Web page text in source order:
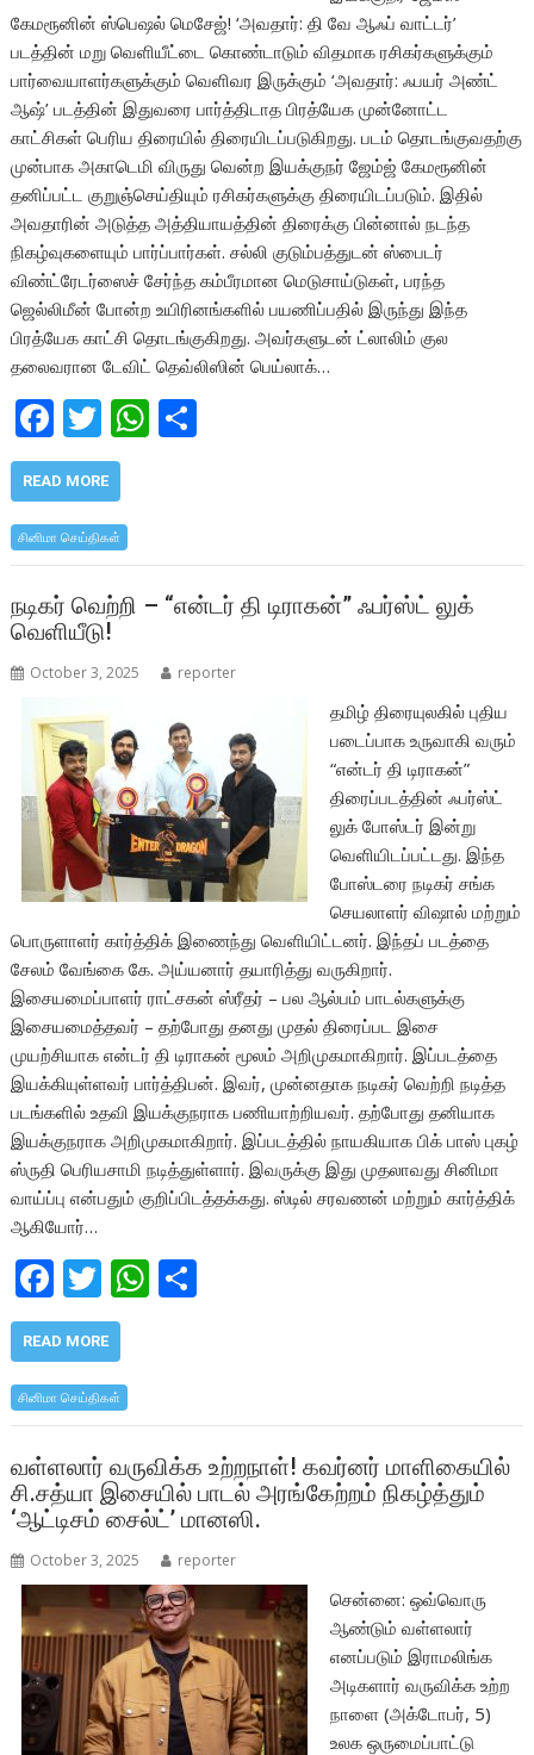
கேமரூனின் ஸ்பெஷல் மெசேஜ்! ‘அவதார்: தி வே ஆஃப் வாட்டர்’
படத்தின் மறு வெளியீட்டை கொண்டாடும் விதமாக ரசிகர்களுக்கும்
பார்வையாளர்களுக்கும் வெளிவர இருக்கும் ‘அவதார்: ஃபயர் அண்ட்
ஆஷ்’ படத்தின் இதுவரை பார்த்திடாத பிரத்யேக முன்னோட்ட
காட்சிகள் பெரிய திரையில் திரையிடப்படுகிறது. படம் தொடங்குவதற்கு
முன்பாக அகாடெமி விருது வென்ற இயக்குநர் ஜேம்ஜ் கேமரூனின்
தனிப்பட்ட குறுஞ்செய்தியும் ரசிகர்களுக்கு திரையிடப்படும். இதில்
அவதாரின் அடுத்த அத்தியாயத்தின் திரைக்கு பின்னால் நடந்த
நிகழ்வுகளையும் பார்ப்பார்கள். சல்லி குடும்பத்துடன் ஸ்பைடர்
விண்ட்ரேடர்ஸைச் சேர்ந்த கம்பீரமான மெடுசாய்டுகள், பரந்த
ஜெல்லிமீன் போன்ற உயிரினங்களில் பயணிப்பதில் இருந்து இந்த
பிரத்யேக காட்சி தொடங்குகிறது. அவர்களுடன் ட்லாலிம் குல
தலைவரான டேவிட் தெவ்லிஸின் பெய்லாக்…
F
ac
e
b
o
o
k
T
w
itt
er
W
h
A
p
READ MORE
சினிமா செய்திகள்
நடிகர் வெற்றி – “என்டர் தி டிராகன்” ஃபர்ஸ்ட் லுக்
வெளியீடு!
October 3, 2025 reporter
தமிழ் திரையுலகில் புதிய
படைப்பாக உருவாகி வரும்
“என்டர் தி டிராகன்”
திரைப்படத்தின் ஃபர்ஸ்ட்
லுக் போஸ்டர் இன்று
வெளியிடப்பட்டது. இந்த
போஸ்டரை நடிகர் சங்க
செயலாளர் விஷால் மற்றும்
பொருளாளர் கார்த்திக் இணைந்து வெளியிட்டனர். இந்தப் படத்தை
சேலம் வேங்கை கே. அய்யனார் தயாரித்து வருகிறார்.
இசையமைப்பாளர் ராட்சகன் ஸ்ரீதர் – பல ஆல்பம் பாடல்களுக்கு
இசையமைத்தவர் – தற்போது தனது முதல் திரைப்பட இசை
முயற்சியாக என்டர் தி டிராகன் மூலம் அறிமுகமாகிறார். இப்படத்தை
இயக்கியுள்ளவர் பார்த்திபன். இவர், முன்னதாக நடிகர் வெற்றி நடித்த
படங்களில் உதவி இயக்குநராக பணியாற்றியவர். தற்போது தனியாக
இயக்குநராக அறிமுகமாகிறார். இப்படத்தில் நாயகியாக பிக் பாஸ் புகழ்
ஸ்ருதி பெரியசாமி நடித்துள்ளார். இவருக்கு இது முதலாவது சினிமா
வாய்ப்பு என்பதும் குறிப்பிடத்தக்கது. ஸ்டில் சரவணன் மற்றும் கார்த்திக்
ஆகியோர்…
F
ac
e
b
o
o
k
T
w
itt
er
W
A
p
p
READ MORE
சினிமா செய்திகள்
வள்ளலார் வருவிக்க உற்றநாள்! கவர்னர் மாளிகையில்
சி.சத்யா இசையில் பாடல் அரங்கேற்றம் நிகழ்த்தும்
‘ஆட்டிசம் சைல்ட்’ மானஸி.
October 3, 2025 reporter
சென்னை: ஒவ்வொரு
ஆண்டும் வள்ளலார்
எனப்படும் இராமலிங்க
அடிகளார் வருவிக்க உற்ற
நாளை (அக்டோபர், 5)
உலக ஒருமைப்பாட்டு